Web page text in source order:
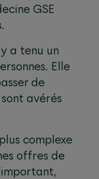
GSE
a tenu un
Elle
de
avérés
complexe
offres de